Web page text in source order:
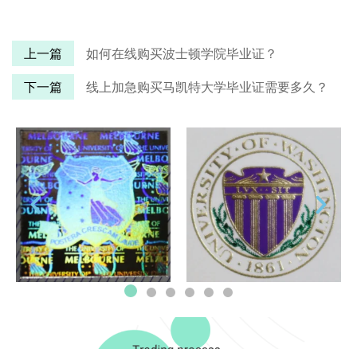
上一篇 如何在线购买波士顿学院毕业证？
下一篇 线上加急购买马凯特大学毕业证需要多久？